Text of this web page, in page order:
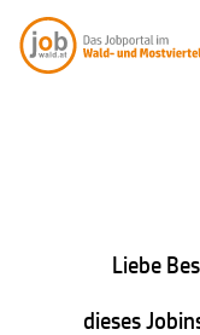
Liebe
dieses